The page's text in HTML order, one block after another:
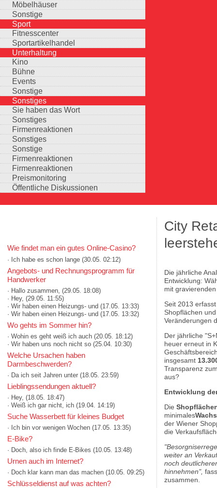
Möbelhäuser
Sonstige
Sport
Fitnesscenter
Sportartikelhandel
Unterhaltung
Kino
Bühne
Events
Sonstige
Sonstiges
Sie haben das Wort
Sonstiges
Firmenreaktionen
Sonstiges
Sonstige
Firmenreaktionen
Firmenreaktionen
Preismonitoring
Öffentliche Diskussionen
Wie findet man ein gutes Online-Casino?
· Ich habe es schon lange (30.05. 02:12)
Angebots- und Rechnungsprogramm für
Handwerker
· Hallo zusammen, (29.05. 18:08)
· Hey, (29.05. 11:55)
· Wir haben einen Heizungs- und (17.05. 13:33)
· Wir haben einen Heizungs- und (17.05. 13:32)
Wo gehts im Sommer hin?
· Wohin es geht weiß ich auch (20.05. 18:12)
· Wir haben uns noch nicht so (25.04. 10:30)
Welche Ursachen haben
Darmbeschwerden?
· Da ich seit Jahren unter (18.05. 23:59)
Lieblingssendungen aktuell?
· Hey, (18.05. 18:47)
· Weiß ich gar nicht, ich (19.04. 14:19)
Suche Wasserbett für kleines Budget
· Ich bin vor wenigen Wochen (17.05. 13:35)
E-Bike?
· Doch, also ich finde E-Bikes (10.05. 13:48)
Urnen auch im Internet?
· Doch klar kann man das machen (10.05. 09:25)
Schlüsseldienst auf was achten?
City
Die jährliche
Entwicklung:
mit
Seit 2013
Shopflächen
Veränderungen
Der jährliche
heuer erneut in
insgesamt
Transparenz
aus?
Entwicklung
Die
minimales
der Wiener
die
weiter an
noch
hinnehmen",
zusammen.
Auswahlmöglichkeiten